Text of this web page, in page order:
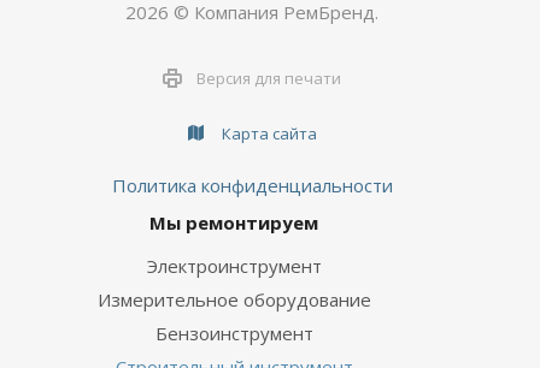
2026 © Компания РемБренд.
Версия для печати
Карта сайта
Политика конфиденциальности
Мы ремонтируем
Электроинструмент
Измерительное оборудование
Бензоинструмент